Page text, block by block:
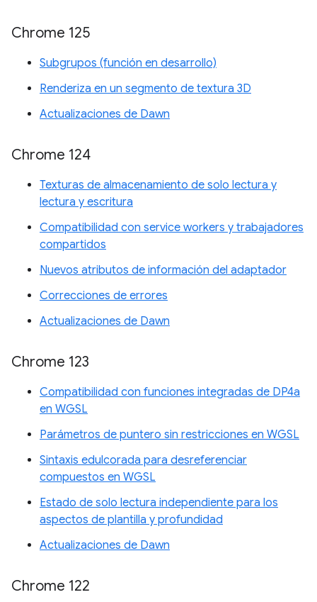
Chrome 125
Subgrupos (función en desarrollo)
Renderiza en un segmento de textura 3D
Actualizaciones de Dawn
Chrome 124
Texturas de almacenamiento de solo lectura y
lectura y escritura
Compatibilidad con service workers y trabajadores
compartidos
Nuevos atributos de información del adaptador
Correcciones de errores
Actualizaciones de Dawn
Chrome 123
Compatibilidad con funciones integradas de DP4a
en WGSL
Parámetros de puntero sin restricciones en WGSL
Sintaxis edulcorada para desreferenciar
compuestos en WGSL
Estado de solo lectura independiente para los
aspectos de plantilla y profundidad
Actualizaciones de Dawn
Chrome 122